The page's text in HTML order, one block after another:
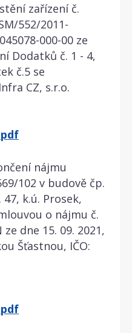
zařízení č.
552/2011-
000-00 ze
Dodatků č. 1 - 4,
č.5 se
CZ, s.r.o.
nájmu
102 v budově čp.
47, k.ú. Prosek,
o nájmu č.
dne 15. 09. 2021,
Šťastnou, IČO: